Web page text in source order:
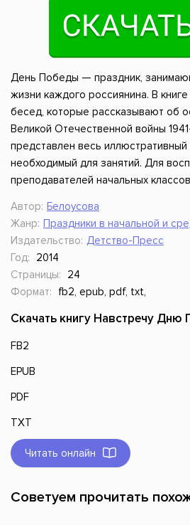
День Победы — праздник,
жизни каждого россиянина. В
бесед, которые рассказывают об
Великой Отечественной войны
представлен весь иллюстративный
необходимый для занятий. Для
преподавателей начальных
Автор: Белоусова
Жанр: Праздники в начальной и
Издательство: Детство-Пресс
Год:
2014
Страницы:
24
Формат:
fb2, epub, pdf, txt,
Скачать книгу Навстречу
FB2
EPUB
PDF
TXT
Читать онлайн
Советуем прочитать